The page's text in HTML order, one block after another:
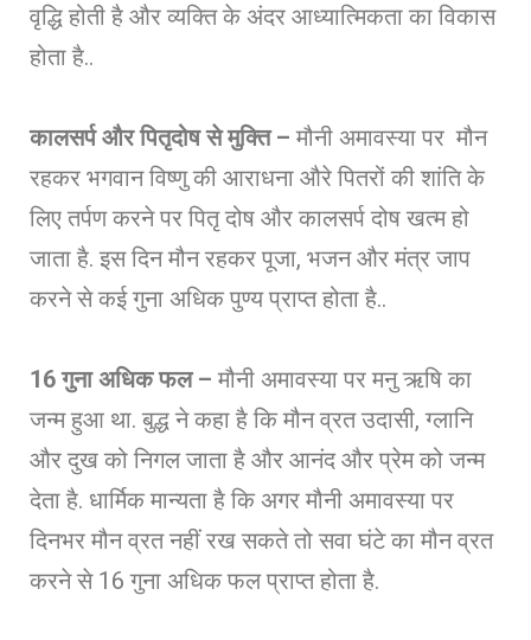
वृद्धि होती है और व्यक्ति के अंदर आध्यात्मिकता का विकास
होता है..
कालसर्प और पितृदोष से मुक्ति – मौनी अमावस्या पर मौन
रहकर भगवान विष्णु की आराधना औरे पितरों की शांति के
लिए तर्पण करने पर पितृ दोष और कालसर्प दोष खत्म हो
जाता है. इस दिन मौन रहकर पूजा, भजन और मंत्र जाप
करने से कई गुना अधिक पुण्य प्राप्त होता है..
16 गुना अधिक फल – मौनी अमावस्या पर मनु ऋषि का
जन्म हुआ था. बुद्ध ने कहा है कि मौन व्रत उदासी, ग्लानि
और दुख को निगल जाता है और आनंद और प्रेम को जन्म
देता है. धार्मिक मान्यता है कि अगर मौनी अमावस्या पर
दिनभर मौन व्रत नहीं रख सकते तो सवा घंटे का मौन व्रत
करने से 16 गुना अधिक फल प्राप्त होता है.